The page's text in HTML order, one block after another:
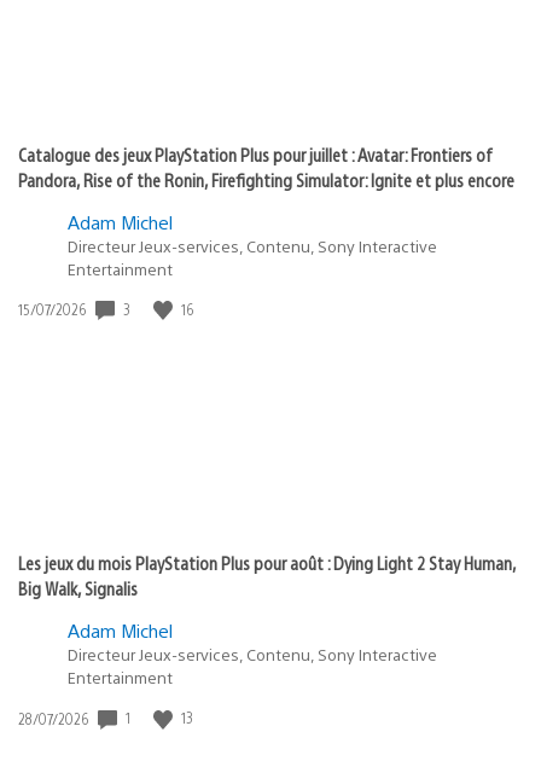
Catalogue des jeux PlayStation Plus pour juillet : Avatar: Frontiers of
Pandora, Rise of the Ronin, Firefighting Simulator: Ignite et plus encore
Adam Michel
Directeur Jeux-services, Contenu, Sony Interactive
Entertainment
Date
15/07/2026 3 16
Les jeux du mois PlayStation Plus pour août : Dying Light 2 Stay Human,
Big Walk, Signalis
Adam Michel
Directeur Jeux-services, Contenu, Sony Interactive
Entertainment
Date
28/07/2026 1 13